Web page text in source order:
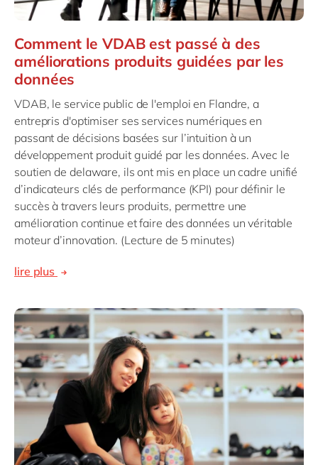
Comment le VDAB est passé à des
améliorations produits guidées par les
données
VDAB, le service public de l'emploi en Flandre, a
entrepris d'optimiser ses services numériques en
passant de décisions basées sur l’intuition à un
développement produit guidé par les données. Avec le
soutien de delaware, ils ont mis en place un cadre unifié
d’indicateurs clés de performance (KPI) pour définir le
succès à travers leurs produits, permettre une
amélioration continue et faire des données un véritable
moteur d’innovation. (Lecture de 5 minutes)
lire plus